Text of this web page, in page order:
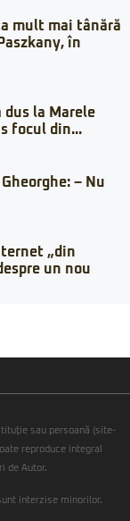
mult mai tânără
în
dus la Marele
focul din...
Gheorghe: – Nu
„din
un nou
sau persoană (site-
reproduce integral
de Autor.
interzise minorilor.